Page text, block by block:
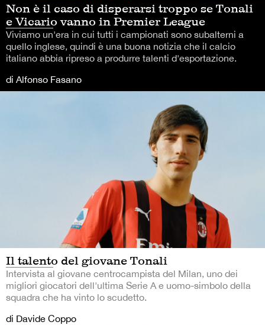
Non è il caso di disperarsi troppo se Tonali
e Vicario vanno in Premier League
Viviamo un'era in cui tutti i campionati sono subalterni a
quello inglese, quindi è una buona notizia che il calcio
italiano abbia ripreso a produrre talenti d'esportazione.
di Alfonso Fasano
Il talento del giovane Tonali
Intervista al giovane centrocampista del Milan, uno dei
migliori giocatori dell'ultima Serie A e uomo-simbolo della
squadra che ha vinto lo scudetto.
di Davide Coppo